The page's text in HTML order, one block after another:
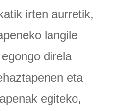
irten aurretik,
langile
direla
eta
egiteko,